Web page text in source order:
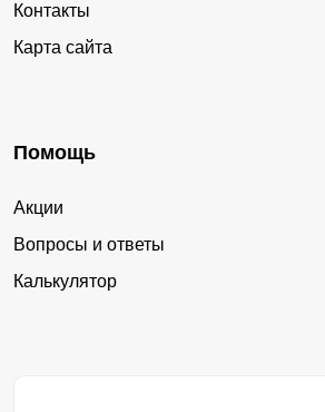
Контакты
Карта сайта
Помощь
Акции
Вопросы и ответы
Калькулятор